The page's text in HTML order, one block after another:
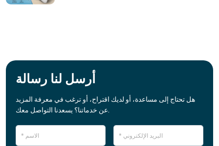
أرسل لنا رسالة
هل تحتاج إلى مساعدة، أو لديك اقتراح، أو ترغب في معرفة المزيد
عن خدماتنا؟ يسعدنا التواصل معك.